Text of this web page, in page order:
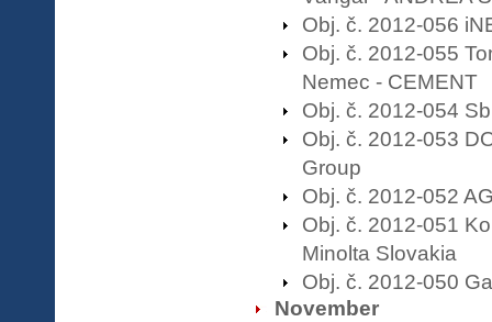
Obj. č. 2012-056
Obj. č. 2012-055
Nemec - CEMENT
Obj. č. 2012-054
Obj. č. 2012-053
Group
Obj. č. 2012-052
Obj. č. 2012-051
Minolta Slovakia
Obj. č. 2012-050
November